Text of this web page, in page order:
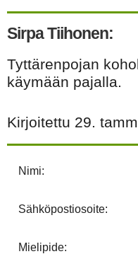
Sirpa Tiihonen:
Tyttärenpojan
käymään pajalla.
Kirjoitettu 29.
Nimi:
Sähköpostiosoite:
Mielipide: